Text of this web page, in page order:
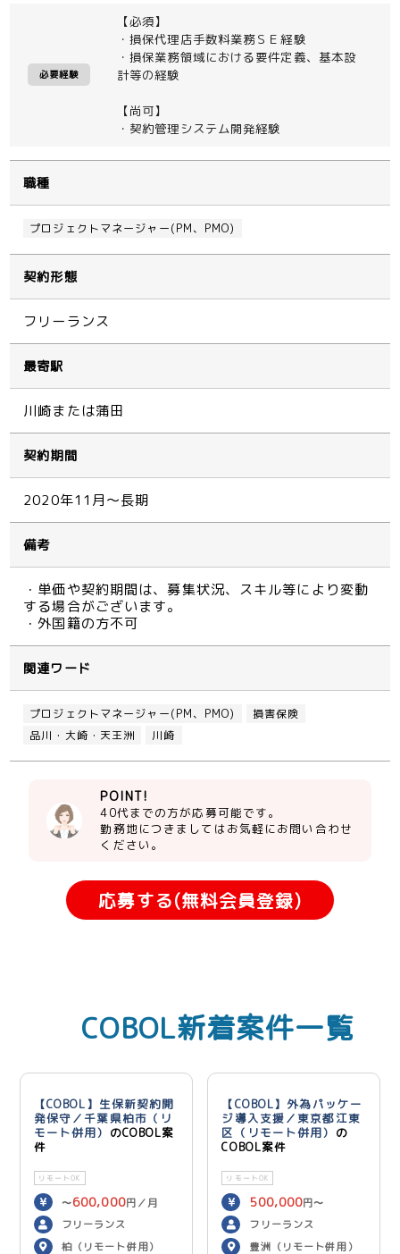
必要経験
【必須】
・損保代理店手数料業務ＳＥ経験
・損保業務領域における要件定義、基本設
計等の経験
【尚可】
・契約管理システム開発経験
職種
プロジェクトマネージャー(PM、PMO)
契約形態
フリーランス
最寄駅
川崎または蒲田
契約期間
2020年11月～長期
備考
・単価や契約期間は、募集状況、スキル等により変動
する場合がございます。
・外国籍の方不可
関連ワード
プロジェクトマネージャー(PM、PMO)
損害保険
品川・大崎・天王洲
川崎
POINT!
40代までの方が応募可能です。
勤務地につきましてはお気軽にお問い合わせ
ください。
応募する(無料会員登録)
COBOL新着案件一覧
【COBOL】生保新契約開
発保守／千葉県柏市（リ
モート併用） のCOBOL案
件
リモートOK
〜600,000円／月
フリーランス
柏（リモート併用）
【COBOL】外為パッケー
ジ導入支援／東京都江東
区（リモート併用） の
COBOL案件
リモートOK
500,000円〜
600,000 円／月
フリーランス
豊洲（リモート併用）